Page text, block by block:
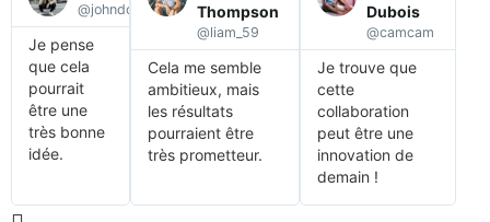
@johndoe6
Je pense
que cela
pourrait
être une
très bonne
idée.
Thompson
@liam_59
Cela me semble
ambitieux, mais
les résultats
pourraient être
très prometteur.
Dubois
@camcam
Je trouve que
cette
collaboration
peut être une
innovation de
demain !